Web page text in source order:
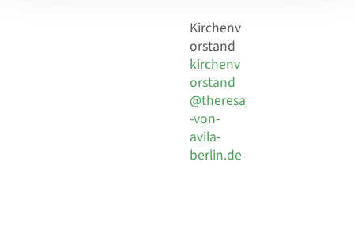
Kirchenv
orstand
kirchenv
orstand
@theresa
-von-
avila-
berlin.de